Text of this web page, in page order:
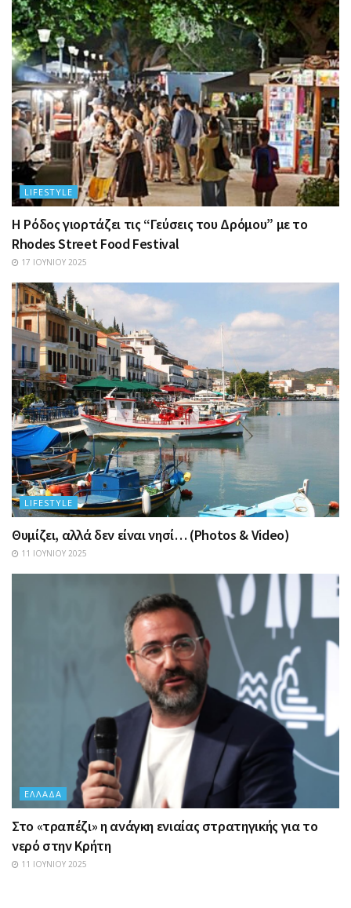
LIFESTYLE
Η Ρόδος γιορτάζει τις “Γεύσεις του Δρόμου” με το
Rhodes Street Food Festival
17 ΙΟΥΝΊΟΥ 2025
LIFESTYLE
Θυμίζει, αλλά δεν είναι νησί… (Photos & Video)
11 ΙΟΥΝΊΟΥ 2025
ΕΛΛΆΔΑ
Στο «τραπέζι» η ανάγκη ενιαίας στρατηγικής για το
νερό στην Κρήτη
11 ΙΟΥΝΊΟΥ 2025